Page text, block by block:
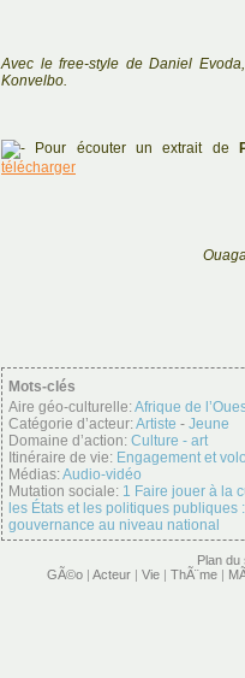
Avec le free-style de Daniel
Konvelbo.
Pour écouter un extrait de
télécharger
Mots-clés
Aire géo-culturelle:Afrique de
Catégorie d’acteur:Artiste - Jeune
Domaine d’action: Culture - art
Itinéraire de vie: Engagement et
Médias:Audio-vidéo
Mutation sociale: 1 Faire jouer à la
les États et les politiques
gouvernance au niveau national
Plan du
GÃ©o | Acteur | Vie | ThÃ¨me |